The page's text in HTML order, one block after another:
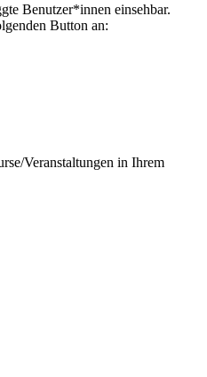
Benutzer*innen einsehbar.
Button an:
Veranstaltungen in Ihrem